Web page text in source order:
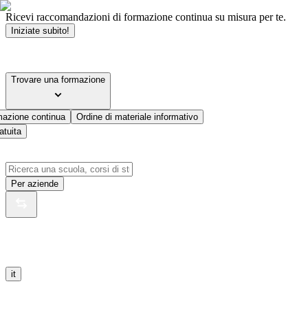
Ricevi raccomandazioni di formazione continua su misura per te.
Iniziate subito!
Trovare una formazione
continua
Ordine di materiale informativo
Per aziende
it